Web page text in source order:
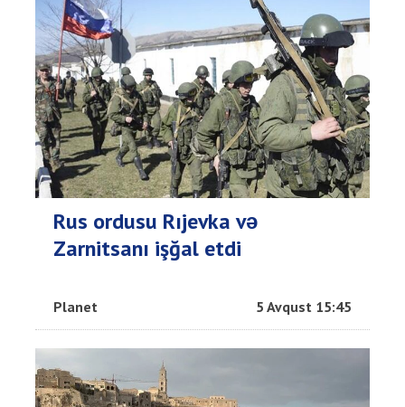
Rus ordusu Rıjevka və
Zarnitsanı işğal etdi
Planet 5 Avqust 15:45